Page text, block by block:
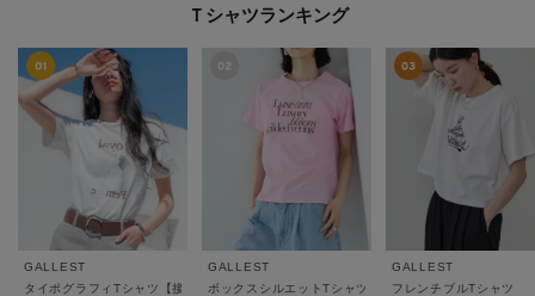
Ｔシャツランキング
GALLEST
タイポグラフィTシャツ【接触冷感】
GALLEST
ボックスシルエットTシャツ【接触冷感】
GALLEST
フレンチブルTシャツ